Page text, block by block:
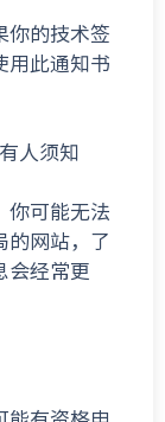
你的技术签
用此通知书
人须知
你可能无法
的网站，了
会经常更